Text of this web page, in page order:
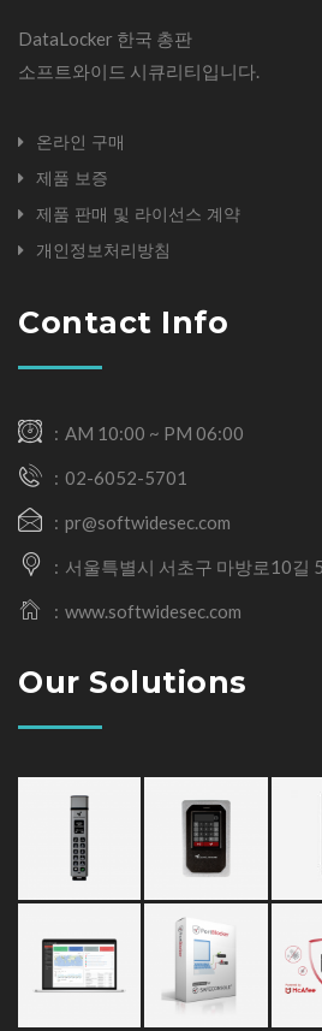
DataLocker 한국 총판
소프트와이드 시큐리티입니다.
온라인 구매
제품 보증
제품 판매 및 라이선스 계약
개인정보처리방침
Contact Info
AM 10:00 ~ PM 06:00
02-6052-5701
pr@softwidesec.com
서울특별시 서초구 마방로10길
www.softwidesec.com
Our Solutions